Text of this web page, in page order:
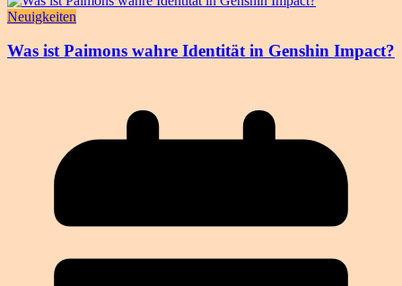
Neuigkeiten
Was ist Paimons wahre Identität in Genshin Impact?